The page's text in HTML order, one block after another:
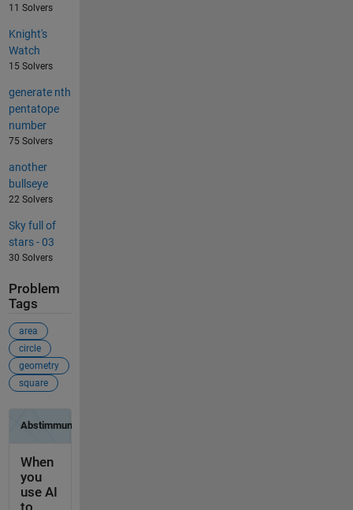
11 Solvers
Knight's
Watch
15 Solvers
generate nth
pentatope
number
75 Solvers
another
bullseye
22 Solvers
Sky full of
stars - 03
30 Solvers
Problem
Tags
area
circle
geometry
square